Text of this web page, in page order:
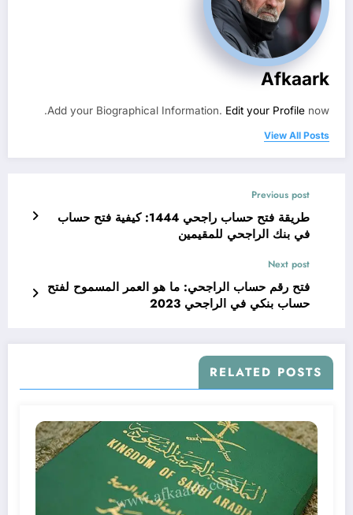
Afkaark
Add your Biographical Information. Edit your Profile now.
View All Posts
Previous post
طريقة فتح حساب راجحي 1444: كيفية فتح حساب
في بنك الراجحي للمقيمين
Next post
فتح رقم حساب الراجحي: ما هو العمر المسموح لفتح
حساب بنكي في الراجحي 2023
RELATED POSTS